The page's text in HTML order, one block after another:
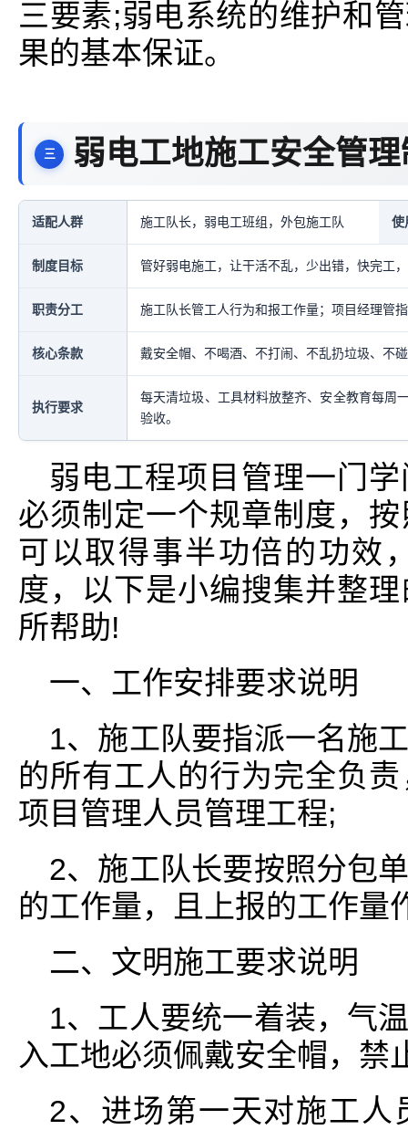
三要素;弱电系统的维护和
果的基本保证。
弱电工地施工安全管
适配人群 施工队长，弱电工班组，外包施工队 使
制度目标 管好弱电施工，让干活不乱，少出错，快完工
职责分工 施工队长管工人行为和报工作量；项目经理管
核心条款 戴安全帽、不喝酒、不打闹、不乱扔垃圾、不
执行要求
每天清垃圾、工具材料放整齐、安全教育每周
验收。
弱电工程项目管理一门
必须制定一个规章制度，
可以取得事半功倍的功效
度，以下是小编搜集并整
所帮助!
一、工作安排要求说明
1、施工队要指派一名施
的所有工人的行为完全负
项目管理人员管理工程;
2、施工队长要按照分包
的工作量，且上报的工作量
二、文明施工要求说明
1、工人要统一着装，气
入工地必须佩戴安全帽，禁
2、进场第一天对施工人